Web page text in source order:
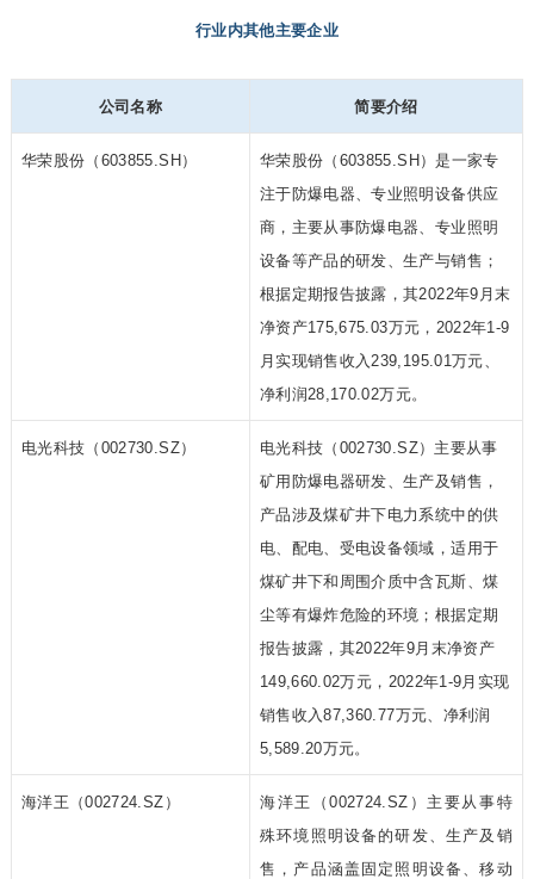
行业内其他主要企业
公司名称 简要介绍
华荣股份（603855.SH）
华荣股份（603855.SH）是一家专
注于防爆电器、专业照明设备供应
商，主要从事防爆电器、专业照明
设备等产品的研发、生产与销售；
根据定期报告披露，其2022年9月末
净资产175,675.03万元，2022年1-9
月实现销售收入239,195.01万元、
净利润28,170.02万元。
电光科技（002730.SZ）
电光科技（002730.SZ）主要从事
矿用防爆电器研发、生产及销售，
产品涉及煤矿井下电力系统中的供
电、配电、受电设备领域，适用于
煤矿井下和周围介质中含瓦斯、煤
尘等有爆炸危险的环境；根据定期
报告披露，其2022年9月末净资产
149,660.02万元，2022年1-9月实现
销售收入87,360.77万元、净利润
5,589.20万元。
海洋王（002724.SZ）
海洋王（002724.SZ）主要从事特
殊环境照明设备的研发、生产及销
售，产品涵盖固定照明设备、移动